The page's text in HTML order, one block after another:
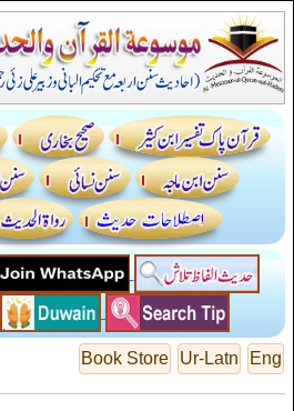
Eng
Ur-Latn
Book Store